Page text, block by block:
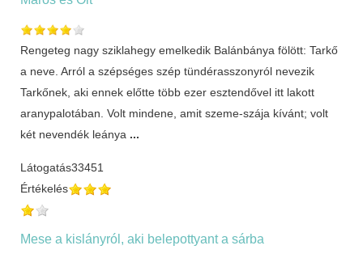
Rengeteg nagy sziklahegy emelkedik Balánbánya fölött: Tarkő
a neve. Arról a szépséges szép tündérasszonyról nevezik
Tarkőnek, aki ennek előtte több ezer esztendővel itt lakott
aranypalotában. Volt mindene, amit szeme-szája kívánt; volt
két nevendék leánya ...
Látogatás33451
Értékelés
Mese a kislányról, aki belepottyant a sárba